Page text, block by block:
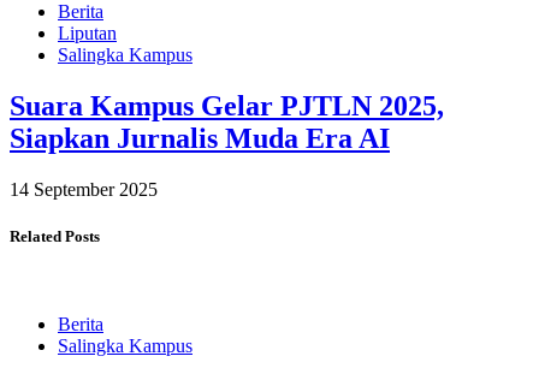
Berita
Liputan
Salingka Kampus
Suara Kampus Gelar PJTLN 2025,
Siapkan Jurnalis Muda Era AI
14 September 2025
Related Posts
Berita
Salingka Kampus